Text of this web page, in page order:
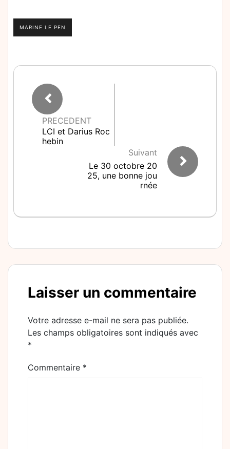
MARINE LE PEN
PRECEDENT
LCI et Darius Roc
hebin
Suivant
Le 30 octobre 20
25, une bonne jou
rnée
Laisser un commentaire
Votre adresse e-mail ne sera pas publiée.
Les champs obligatoires sont indiqués avec
*
Commentaire *